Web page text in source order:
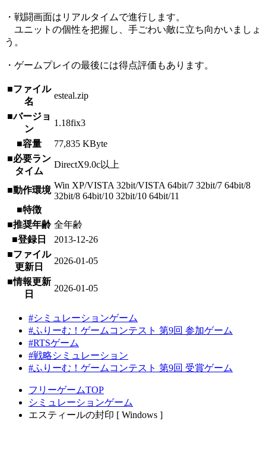
・戦闘画面はリアルタイムで進行します。
ユニットの個性を把握し、手ごわい敵に立ち向かいましょ
う。
・ゲームプレイの最後には得点評価もあります。
■ファイル
名
esteal.zip
■バージョ
ン
1.18fix3
■容量
77,835 KByte
■必要ラン
タイム
DirectX9.0c以上
■動作環境 Win XP/VISTA 32bit/VISTA 64bit/7 32bit/7 64bit/8
32bit/8 64bit/10 32bit/10 64bit/11
■特徴
■推奨年齢 全年齢
■登録日
2013-12-26
■ファイル
更新日
2026-01-05
■情報更新
日
2026-01-05
#シミュレーションゲーム
#ふりーむ！ゲームコンテスト 第9回 参加ゲーム
#RTSゲーム
#戦略シミュレーション
#ふりーむ！ゲームコンテスト 第9回 受賞ゲーム
フリーゲームTOP
シミュレーションゲーム
エスティールの封印 [ Windows ]